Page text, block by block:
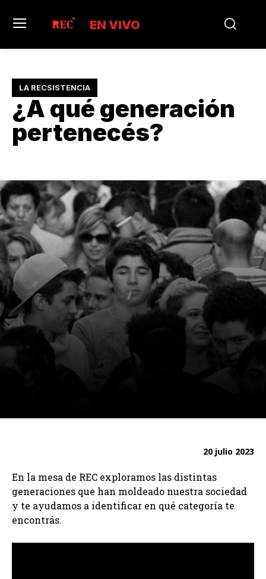
EN VIVO
LA RECSISTENCIA
¿A qué generación
pertenecés?
20 julio 2023
En la mesa de REC exploramos las distintas
generaciones que han moldeado nuestra sociedad
y te ayudamos a identificar en qué categoría te
encontrás.